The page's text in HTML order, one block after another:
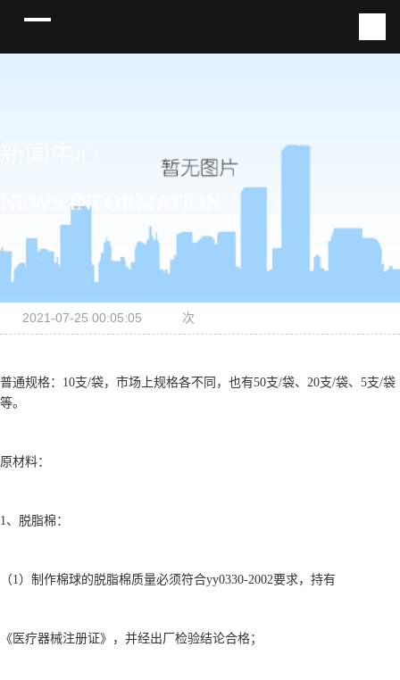
NEWS INFORMATION
2021-07-25 00:05:05 次
普通规格：10支/袋，市场上规格各不同，也有50支/袋、20支/袋、5支/袋
等。
原材料：
1、脱脂棉：
（1）制作棉球的脱脂棉质量必须符合yy0330-2002要求，持有
《医疗器械注册证》，并经出厂检验结论合格；